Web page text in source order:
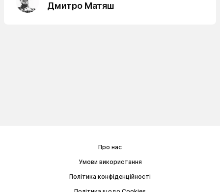
Дмитро Матяш
Про нас
Умови використання
Політика конфіденційності